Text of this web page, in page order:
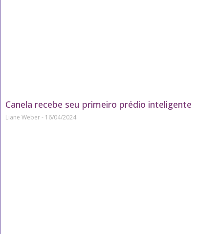
Canela recebe seu primeiro prédio inteligente
Liane Weber 16/04/2024